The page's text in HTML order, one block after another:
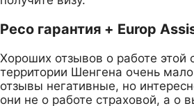
Ресо гарантия + Europ
Хороших отзывов о работе этой
территории Шенгена очень
отзывы негативные, но
они не о работе страховой, а о